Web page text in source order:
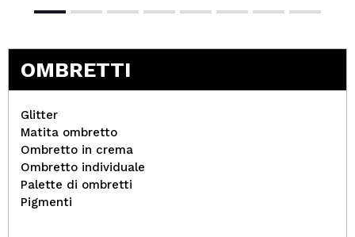
OMBRETTI
Glitter
Matita ombretto
Ombretto in crema
Ombretto individuale
Palette di ombretti
Pigmenti